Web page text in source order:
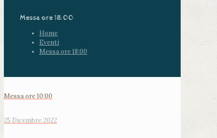
Messa ore 18:00
Home
Eventi
Messa ore 18:00
Messa ore 10:00
25 Dicembre 2022